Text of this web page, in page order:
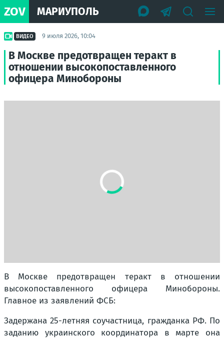
ZOV МАРИУПОЛЬ
ВИДЕО 9 июля 2026, 10:04
В Москве предотвращен теракт в
отношении высокопоставленного
офицера Минобороны
В Москве предотвращен теракт в отношении
высокопоставленного офицера Минобороны.
Главное из заявлений ФСБ:
Задержана 25-летняя соучастница, гражданка РФ. По
заданию украинского координатора в марте она